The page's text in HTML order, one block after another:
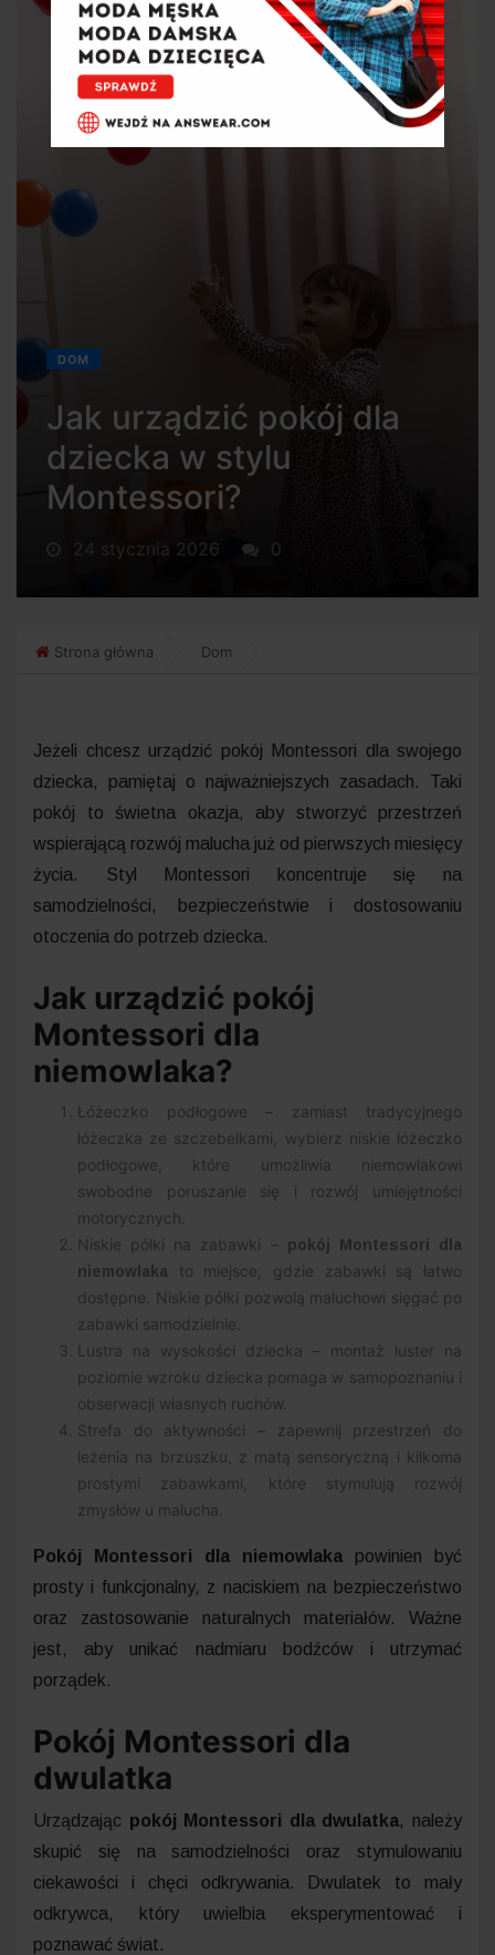
DOM
Jak urządzić pokój dla
dziecka w stylu
Montessori?
24 stycznia 2026 0
Strona główna Dom
Jeżeli chcesz urządzić pokój Montessori dla swojego
dziecka, pamiętaj o najważniejszych zasadach. Taki
pokój to świetna okazja, aby stworzyć przestrzeń
wspierającą rozwój malucha już od pierwszych miesięcy
życia. Styl Montessori koncentruje się na
samodzielności, bezpieczeństwie i dostosowaniu
otoczenia do potrzeb dziecka.
Jak urządzić pokój
Montessori dla
niemowlaka?
Łóżeczko podłogowe – zamiast tradycyjnego
łóżeczka ze szczebelkami, wybierz niskie łóżeczko
podłogowe, które umożliwia niemowlakowi
swobodne poruszanie się i rozwój umiejętności
motorycznych.
Niskie półki na zabawki – pokój Montessori dla
niemowlaka to miejsce, gdzie zabawki są łatwo
dostępne. Niskie półki pozwolą maluchowi sięgać po
zabawki samodzielnie.
Lustra na wysokości dziecka – montaż luster na
poziomie wzroku dziecka pomaga w samopoznaniu i
obserwacji własnych ruchów.
Strefa do aktywności – zapewnij przestrzeń do
leżenia na brzuszku, z matą sensoryczną i kilkoma
prostymi zabawkami, które stymulują rozwój
zmysłów u malucha.
Pokój Montessori dla niemowlaka powinien być
prosty i funkcjonalny, z naciskiem na bezpieczeństwo
oraz zastosowanie naturalnych materiałów. Ważne
jest, aby unikać nadmiaru bodźców i utrzymać
porządek.
Pokój Montessori dla
dwulatka
Urządzając pokój Montessori dla dwulatka, należy
skupić się na samodzielności oraz stymulowaniu
ciekawości i chęci odkrywania. Dwulatek to mały
odkrywca, który uwielbia eksperymentować i
poznawać świat.